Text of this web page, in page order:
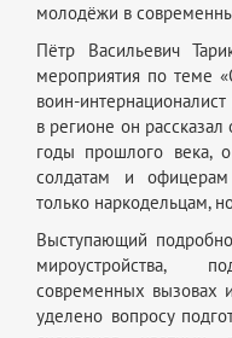
молодёжи в
Пётр Васильевич
мероприятия по теме
воин-
в регионе он
годы прошлого века,
солдатам и офицерам
только наркодельцам,
Выступающий
мироустройства,
современных вызовах
уделено вопросу